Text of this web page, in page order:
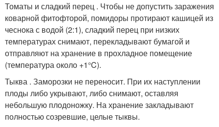
Томаты и сладкий перец . Чтобы не допустить заражения
коварной фитофторой, помидоры протирают кашицей из
чеснока с водой (2:1), сладкий перец при низких
температурах снимают, перекладывают бумагой и
отправляют на хранение в прохладное помещение
(температура около +1°C).
Тыква . Заморозки не переносит. При их наступлении
плоды либо укрывают, либо снимают, оставляя
небольшую плодоножку. На хранение закладывают
полностью созревшие, целые тыквы.